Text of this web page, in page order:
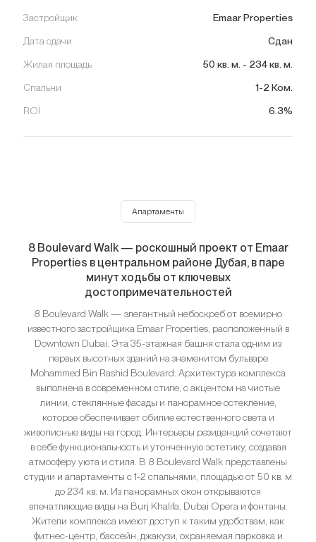
Застройщик Emaar Properties
Дата сдачи Сдан
Жилая площадь 50 кв. м. - 234кв. м.
Спальни 1-2 Ком.
ROI 6.3%
Апартаменты
8 Boulevard Walk — роскошный проект от Emaar
Properties в центральном районе Дубая, в паре
минут ходьбы от ключевых
достопримечательностей
8 Boulevard Walk — элегантный небоскреб от всемирно
известного застройщика Emaar Properties, расположенный в
Downtown Dubai. Эта 35-этажная башня стала одним из
первых высотных зданий на знаменитом бульваре
Mohammed Bin Rashid Boulevard. Архитектура комплекса
выполнена в современном стиле, с акцентом на чистые
линии, стеклянные фасады и панорамное остекление,
которое обеспечивает обилие естественного света и
живописные виды на город. Интерьеры резиденций сочетают
в себе функциональность и утонченную эстетику, создавая
атмосферу уюта и стиля. В 8 Boulevard Walk представлены
студии и апартаменты с 1-2 спальнями, площадью от 50 кв. м
до 234 кв. м. Из панорамных окон открываются
впечатляющие виды на Burj Khalifa, Dubai Opera и фонтаны.
Жители комплекса имеют доступ к таким удобствам, как
фитнес-центр, бассейн, джакузи, охраняемая парковка и